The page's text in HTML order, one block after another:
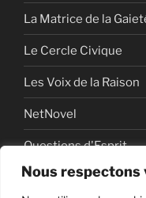
Nous
La Matrice de la
Le Cercle Civique
Les Voix de la Raison
NetNovel
Questions d'Esprit
Série